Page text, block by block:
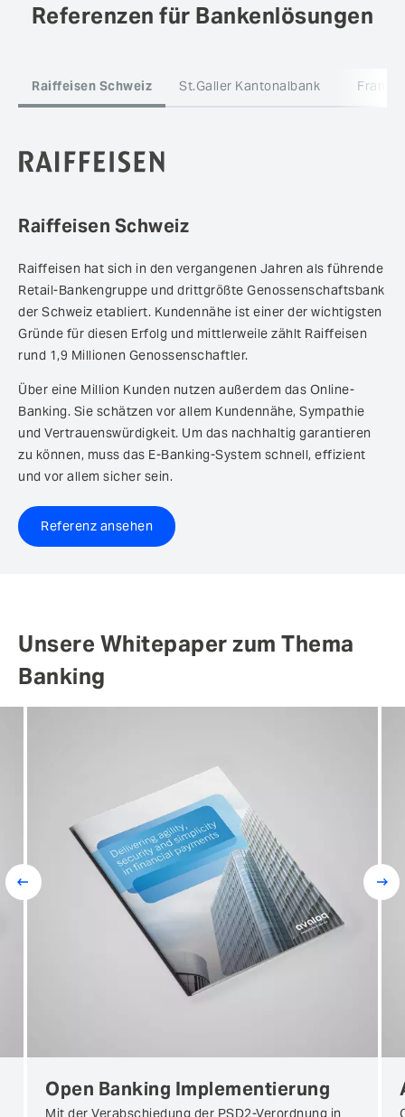
Referenzen für Bankenlösungen
Raiffeisen Schweiz
Raiffeisen hat sich in den vergangenen Jahren als führende
Retail-Bankengruppe und drittgrößte Genossenschaftsbank
der Schweiz etabliert. Kundennähe ist einer der wichtigsten
Gründe für diesen Erfolg und mittlerweile zählt Raiffeisen
rund 1,9 Millionen Genossenschaftler.
Über eine Million Kunden nutzen außerdem das Online-
Banking. Sie schätzen vor allem Kundennähe, Sympathie
und Vertrauenswürdigkeit. Um das nachhaltig garantieren
zu können, muss das E-Banking-System schnell, effizient
und vor allem sicher sein.
Referenz ansehen
Unsere Whitepaper zum Thema
Banking
Prev
Open Banking Implementierung
Mit der Verabschiedung der PSD2-Verordnung in
Next